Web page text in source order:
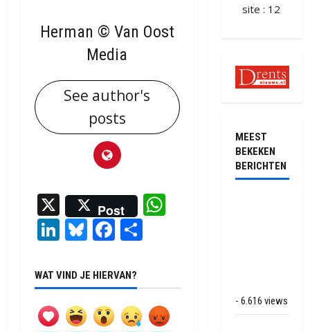
Herman © Van Oost
Media
See author's
posts
X Post
LinkedIn
Bluesky
Facebook
WAT VIND JE HIERVAN?
site : 12
MEEST
BEKEKEN
BERICHTEN
- 6.616 views